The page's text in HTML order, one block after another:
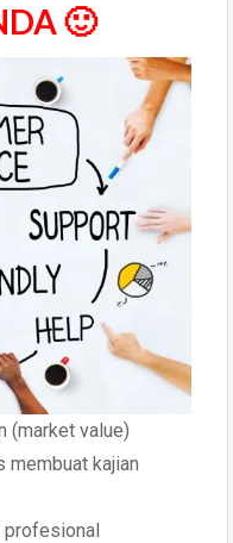
🙂
(market value)
membuat kajian
profesional